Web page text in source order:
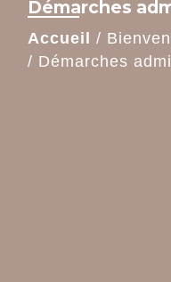
Démarches
Accueil /
/ Démarches